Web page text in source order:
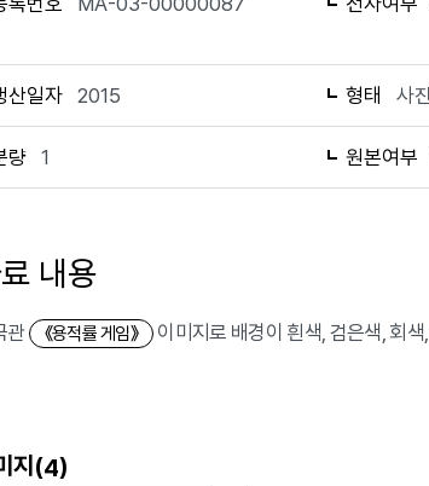
산일자 2015 형태 사진
량 1 원본여부
내용
관 《용적률 게임》 이미지로 배경이 흰색, 검은색, 회
지(4)